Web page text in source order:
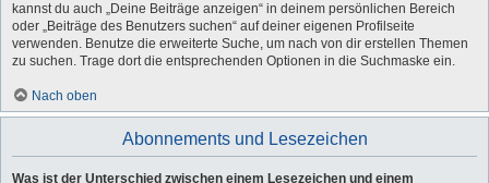
kannst du auch „Deine Beiträge anzeigen“ in deinem persönlichen Bereich
oder „Beiträge des Benutzers suchen“ auf deiner eigenen Profilseite
verwenden. Benutze die erweiterte Suche, um nach von dir erstellen Themen
zu suchen. Trage dort die entsprechenden Optionen in die Suchmaske ein.
Nach oben
Abonnements und Lesezeichen
Was ist der Unterschied zwischen einem Lesezeichen und einem